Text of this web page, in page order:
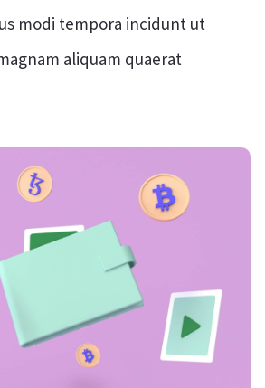
modi tempora incidunt ut
aliquam quaerat